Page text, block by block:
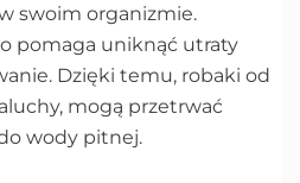
swoim organizmie.
pomaga uniknąć utraty
Dzięki temu, robaki od
mogą przetrwać
wody pitnej.